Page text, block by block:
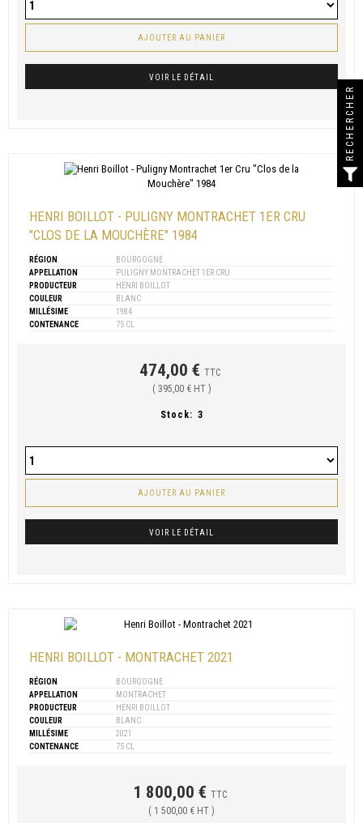
AJOUTER AU PANIER
VOIR LE DÉTAIL
HENRI BOILLOT - PULIGNY MONTRACHET 1ER CRU
"CLOS DE LA MOUCHÈRE" 1984
RÉGION
BOURGOGNE
APPELLATION
PULIGNY MONTRACHET 1ER CRU
PRODUCTEUR
HENRI BOILLOT
COULEUR
BLANC
MILLÉSIME
1984
CONTENANCE
75 CL
474,00 € TTC
( 395,00 € HT )
Stock: 3
AJOUTER AU PANIER
VOIR LE DÉTAIL
HENRI BOILLOT - MONTRACHET 2021
RÉGION
BOURGOGNE
APPELLATION
MONTRACHET
PRODUCTEUR
HENRI BOILLOT
COULEUR
BLANC
MILLÉSIME
2021
CONTENANCE
75 CL
1 800,00 € TTC
( 1 500,00 € HT )
RECHERCHER